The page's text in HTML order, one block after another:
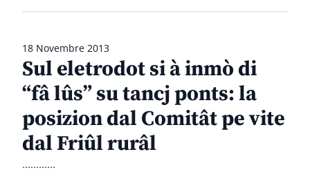
18 Novembre 2013
Sul eletrodot si à inmò di
“fâ lûs” su tancj ponts: la
posizion dal Comitât pe vite
dal Friûl rurâl
............